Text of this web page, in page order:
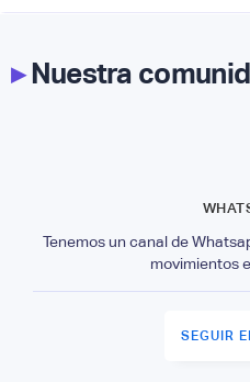
▸Nuestra
Tenemos un canal de
movimientos
SEGUIR